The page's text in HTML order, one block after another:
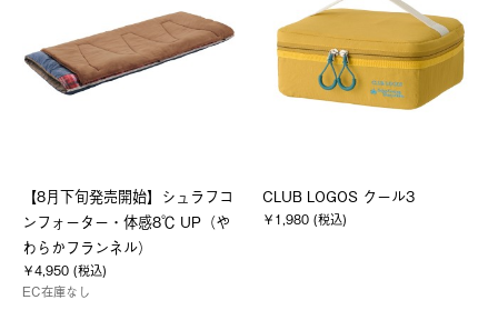
【8月下旬発売開始】シュラフコ
ンフォーター・体感8℃ UP（や
わらかフランネル）
￥4,950 (税込)
EC在庫なし
CLUB LOGOS クール3
￥1,980 (税込)